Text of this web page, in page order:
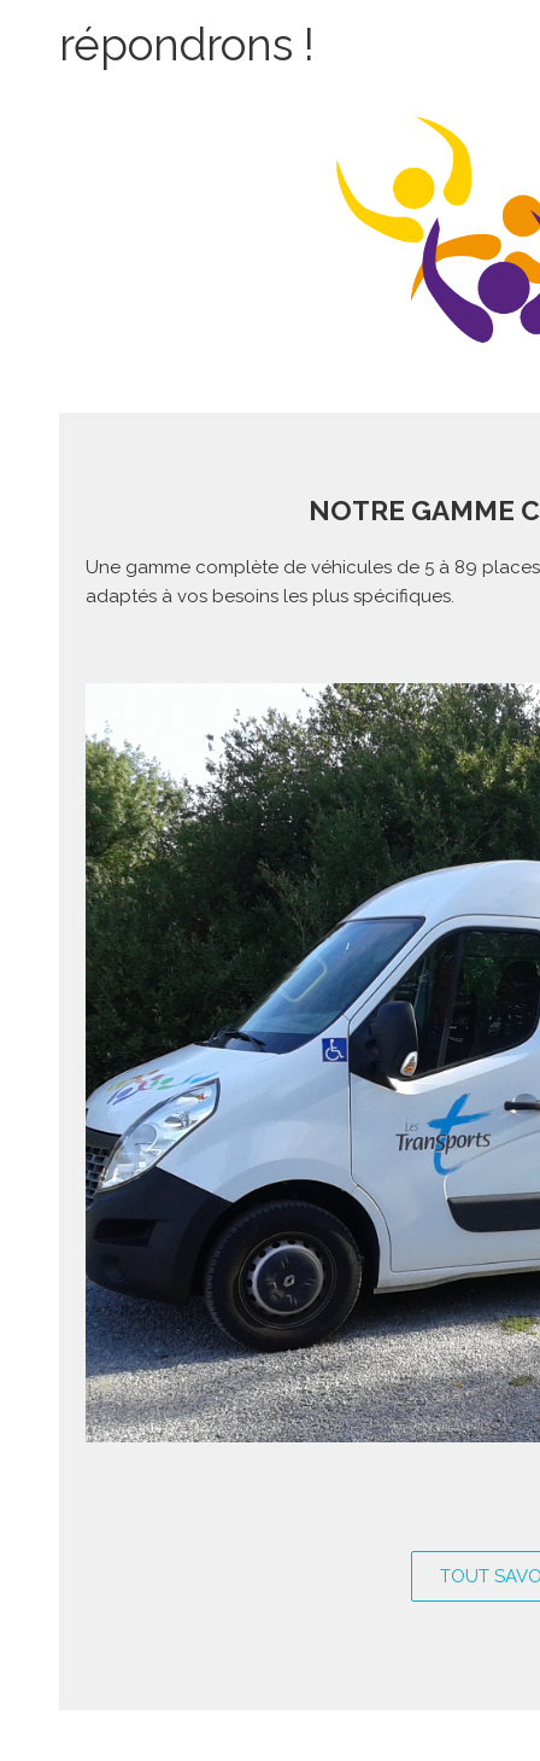
répondrons !
NOTRE GAMME
Une gamme complète de véhicules de 5 à 89
adaptés à vos besoins les plus spécifiques.
TOUT